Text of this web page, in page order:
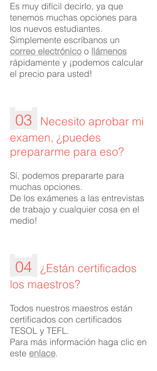
Es muy difícil decirlo, ya que
tenemos muchas opciones para
los nuevos estudiantes.
Simplemente escríbanos un
correo electrónico o llámenos
rápidamente y ¡podemos calcular
el precio para usted!
03
Necesito aprobar mi
examen, ¿puedes
prepararme para eso?
Sí, podemos prepararte para
muchas opciones.
De los exámenes a las entrevistas
de trabajo y cualquier cosa en el
medio!
04
¿Están certificados
los maestros?
Todos nuestros maestros están
certificados con certificados
TESOL y TEFL.
Para más información haga clic en
este enlace.